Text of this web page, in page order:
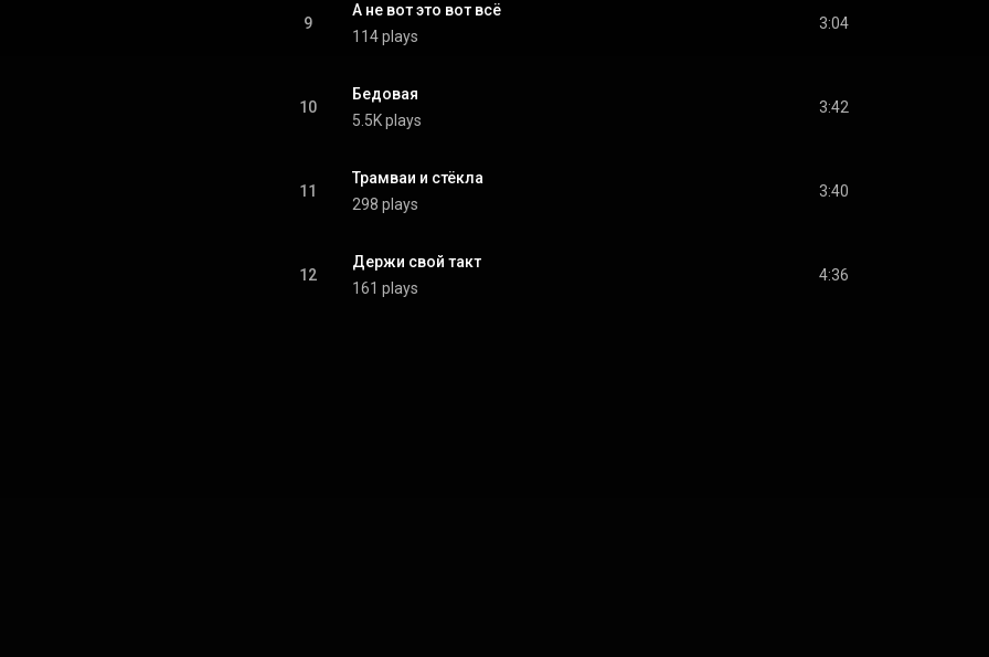
9
А не вот это вот всё
114 plays
3:04
10
Бедовая
5.5K plays
3:42
11
Трамваи и стёкла
298 plays
3:40
12
Держи свой такт
161 plays
4:36